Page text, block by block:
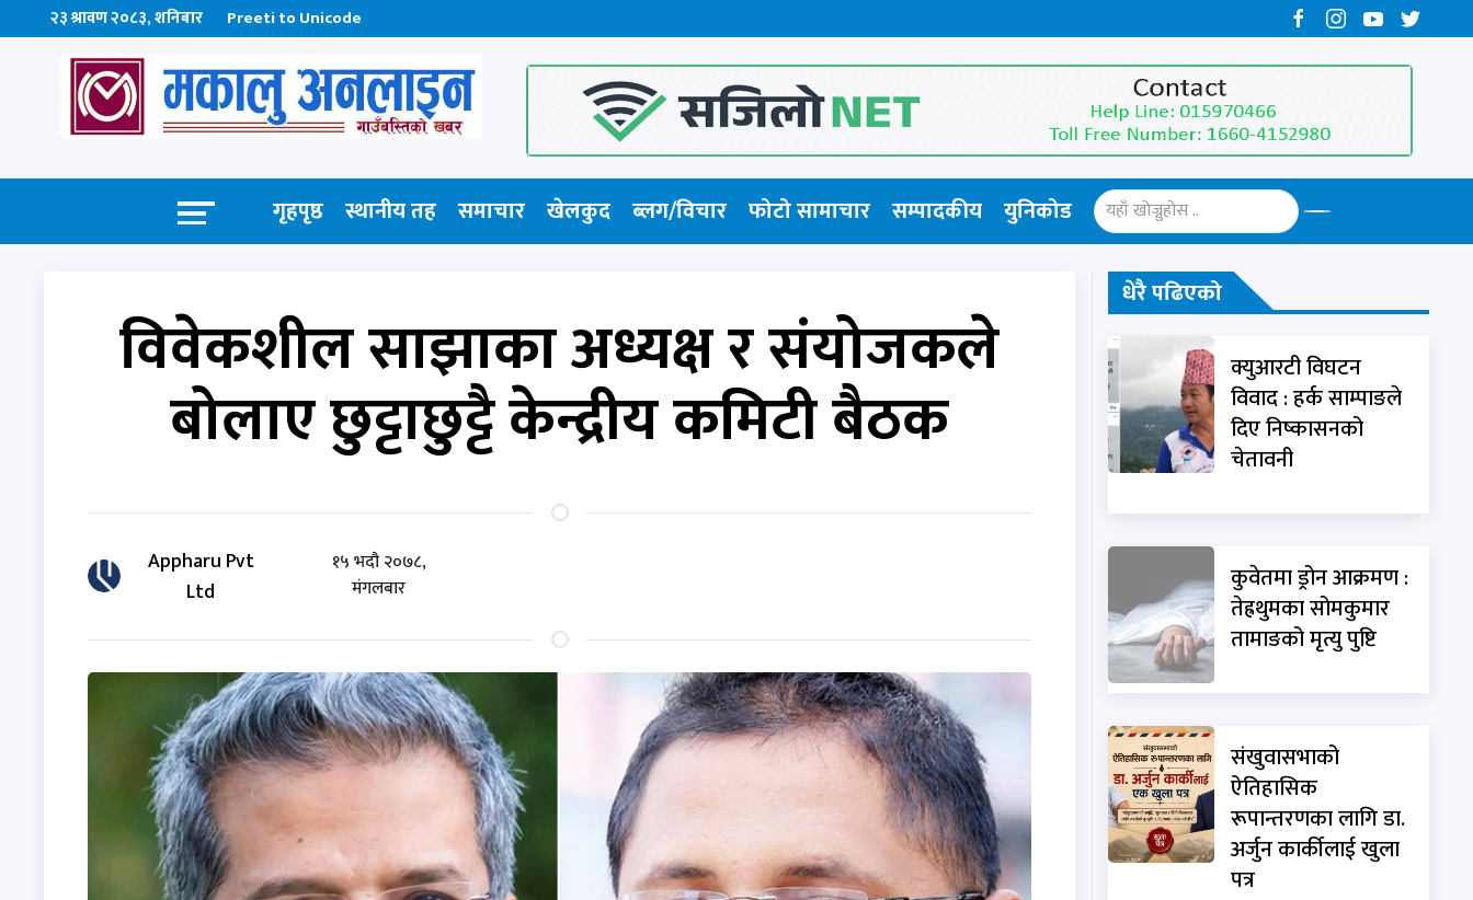
२३ श्रावण २०८३, शनिबार Preeti to Unicode
गृहपृष्ठ स्थानीय तह समाचार खेलकुद ब्लग/विचार फोटो सामाचार​ सम्पादकीय युनिकोड
विवेकशील साझाका अध्यक्ष र संयोजकले
बोलाए छुट्टाछुट्टै केन्द्रीय कमिटी बैठक
Appharu Pvt
Ltd
१५ भदौ २०७८,
मंगलबार
धेरै पढिएको
क्युआरटी विघटन
विवाद : हर्क साम्पाङले
दिए निष्कासनको
चेतावनी
कुवेतमा ड्रोन आक्रमण :
तेह्रथुमका सोमकुमार
तामाङको मृत्यु पुष्टि
संखुवासभाको
ऐतिहासिक
रूपान्तरणका लागि डा.
अर्जुन कार्कीलाई खुला
पत्र